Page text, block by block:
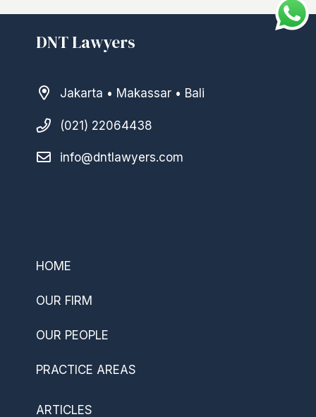
DNT Lawyers
Jakarta • Makassar • Bali
(021) 22064438
info@dntlawyers.com
HOME
OUR FIRM
OUR PEOPLE
PRACTICE AREAS
ARTICLES